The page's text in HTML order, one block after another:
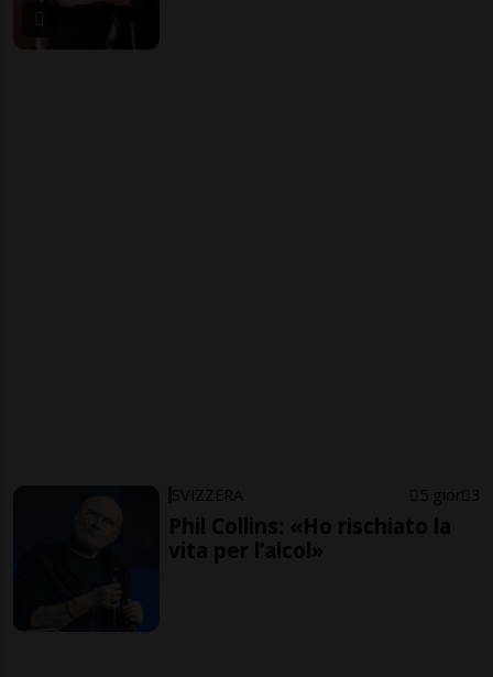
SVIZZERA 5 gior 3
Phil Collins: «Ho rischiato la
vita per l’alcol»